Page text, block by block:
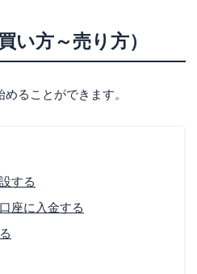
条件を確認しておく
き
決めておく
おく
い方～売り方）
ることができます。
する
座に入金する